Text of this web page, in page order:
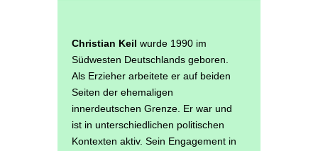
Christian Keil wurde 1990 im
Südwesten Deutschlands geboren.
Als Erzieher arbeitete er auf beiden
Seiten der ehemaligen
innerdeutschen Grenze. Er war und
ist in unterschiedlichen politischen
Kontexten aktiv. Sein Engagement in